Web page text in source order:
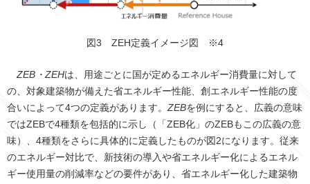
図3 ZEH定義イメージ図 ※4
ZEB・ZEHは、用途ごとに国が定めるエネルギー消費量に対して
の、対象建築物が備えた省エネルギー性能、創エネルギー性能の度
合いによって4つの定義があります。ZEBを例にすると、広義の意味
ではZEBで4種類を包括的に示し（「ZEB化」のZEBもこの広義の意
味）、4種類をさらに具体的に定義したものが図2になります。従来
のエネルギー対比で、新技術の導入や省エネルギー化によるエネル
ギー使用量の削減率などの要件があり、省エネルギー化した建築物